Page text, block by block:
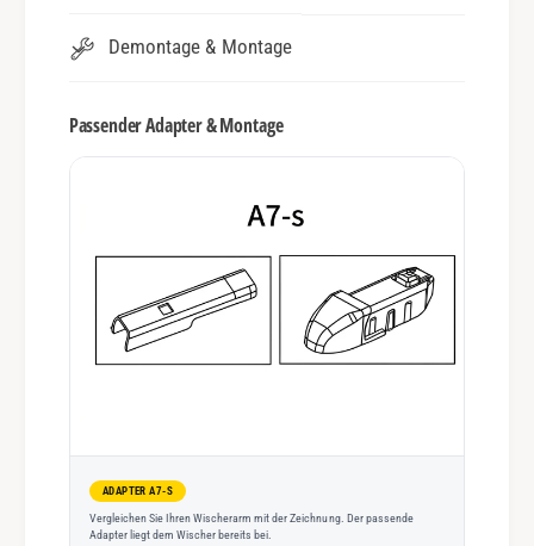
Demontage & Montage
Passender Adapter & Montage
ADAPTER A7-S
Vergleichen Sie Ihren Wischerarm mit der Zeichnung. Der passende
Adapter liegt dem Wischer bereits bei.